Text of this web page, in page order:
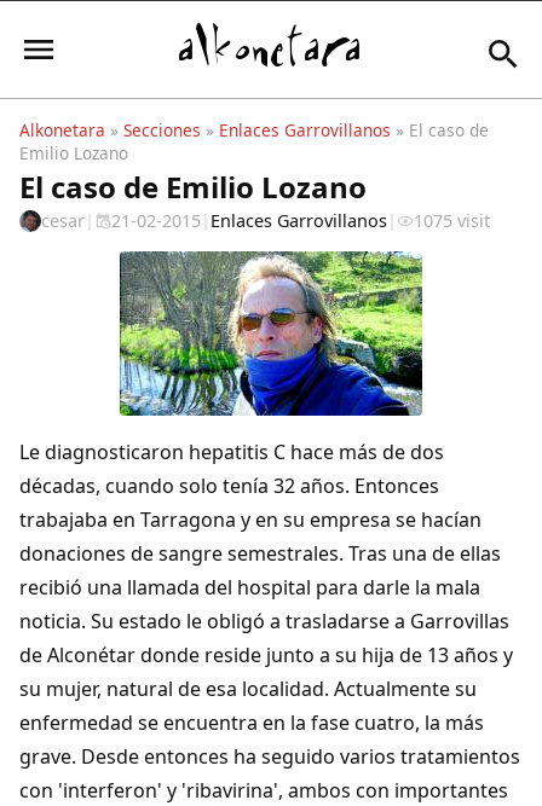
Iniciar sesión
Mi Cuenta
El Tiempo
Actualidad
Comunidad
Colaboradores
AlkoTV
Biblioteca
Periódico Alconétar
Alkonetara » Secciones » Enlaces Garrovillanos » El caso de
Emilio Lozano
El caso de Emilio Lozano
cesar| 21-02-2015| Enlaces Garrovillanos| 1075 visit
Le diagnosticaron hepatitis C hace más de dos
décadas, cuando solo tenía 32 años. Entonces
trabajaba en Tarragona y en su empresa se hacían
donaciones de sangre semestrales. Tras una de ellas
recibió una llamada del hospital para darle la mala
noticia. Su estado le obligó a trasladarse a Garrovillas
de Alconétar donde reside junto a su hija de 13 años y
su mujer, natural de esa localidad. Actualmente su
enfermedad se encuentra en la fase cuatro, la más
grave. Desde entonces ha seguido varios tratamientos
con 'interferon' y 'ribavirina', ambos con importantes